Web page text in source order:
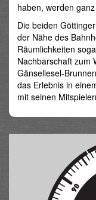
haben, werden
Die beiden
der Nähe des
Räumlichkeiten
Nachbarschaft zum
Gänseliesel-
das Erlebnis in
mit seinen